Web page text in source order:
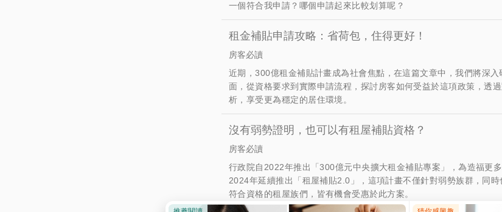
一個符合我申請？哪個申請起來比較划算呢？
租金補貼申請攻略：省荷包，住得更好！
房客必讀
近期，300億租金補貼計畫成為社會焦點，在這篇文章中，我們將深入
面，從資格要求到實際申請流程，探討房客如何受益於這項政策，透
析，享受更為穩定的居住環境。
沒有弱勢證明，也可以有租屋補貼資格？
房客必讀
行政院自2022年推出「300億元中央擴大租金補貼專案」，為造福更
2024年延續推出「租屋補貼2.0」，這項計畫不僅針對弱勢族群，同
符合資格的租屋族們，皆有機會受惠於此方案。